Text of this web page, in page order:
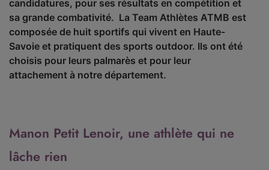
candidatures, pour ses résultats en compétition et
sa grande combativité. La Team Athlètes ATMB est
composée de huit sportifs qui vivent en Haute-
Savoie et pratiquent des sports outdoor. Ils ont été
choisis pour leurs palmarès et pour leur
attachement à notre département.
Manon Petit Lenoir, une athlète qui ne
lâche rien